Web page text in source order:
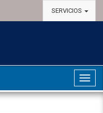
SERVICIOS